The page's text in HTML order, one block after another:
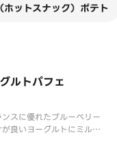
（ホットスナック）ポテト
ルトパフェ
スに優れたブルーベリー
良いヨーグルトにミルク